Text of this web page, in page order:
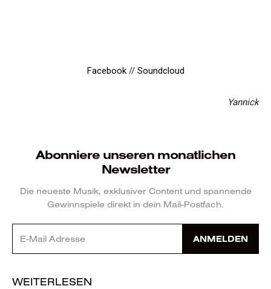
Facebook// Soundcloud
Yannick
Abonniere unseren monatlichen
Newsletter
Die neueste Musik, exklusiver Content und spannende
Gewinnspiele direkt in dein Mail-Postfach.
ANMELDEN
WEITERLESEN